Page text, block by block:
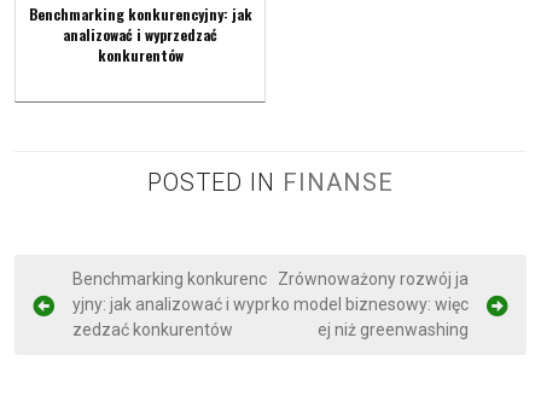
Benchmarking konkurencyjny: jak
analizować i wyprzedzać
konkurentów
POSTED IN FINANSE
P
o
Benchmarking konkurenc
yjny: jak analizować i wypr
zedzać konkurentów
Zrównoważony rozwój ja
ko model biznesowy: więc
ej niż greenwashing